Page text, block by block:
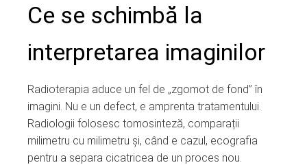
Ce se schimbă la
interpretarea imaginilor
Radioterapia aduce un fel de „zgomot de fond” în
imagini. Nu e un defect, e amprenta tratamentului.
Radiologii folosesc tomosinteză, comparații
milimetru cu milimetru și, când e cazul, ecografia
pentru a separa cicatricea de un proces nou.